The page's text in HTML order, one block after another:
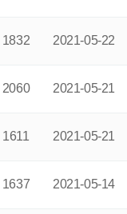
1832 2021-05-22
2060 2021-05-21
1611 2021-05-21
1637 2021-05-14